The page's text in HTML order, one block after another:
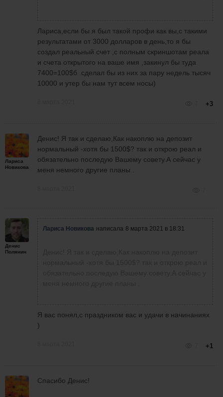
Лариса,если бы я был такой профи как вы,с такими
результатами от 3000 долларов в день,то я бы
создал реальный счет ,с полным скриншотам реала
и счета открытого на ваше имя ,закинул бы туда
7400=100$б сделал бы из них за пару недель тысяч
10000 и утер бы нам тут всем носы)
+3
Лариса
Новикова
Денис! Я так и сделаю,Как накоплю на депозит
нормальный -хотя бы 1500$? так и открою реал и
обязательно последую Вашему совету.А сейчас у
меня немного другие планы .
Денис
Полянин
Лариса Новикова написала 8 марта 2021 в 18:31
Я вас понял,с праздником вас и удачи в начинаниях
)
+1
Спасибо Денис!